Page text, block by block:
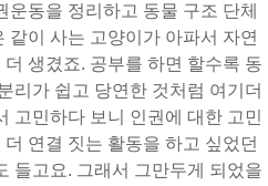
동을 정리하고 동물 구조 단체
이 사는 고양이가 아파서 자연
생겼죠. 공부를 하면 할수록 동
리가 쉽고 당연한 것처럼 여기더
고민하다 보니 인권에 대한 고민
연결 짓는 활동을 하고 싶었던
들고요. 그래서 그만두게 되었을